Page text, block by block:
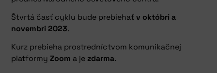
Štvrtá časť cyklu bude prebiehaťv októbri a
novembri 2023.
Kurz prebieha prostredníctvom komunikačnej
platformy Zoom a je zdarma.